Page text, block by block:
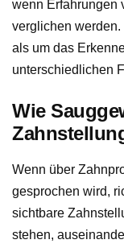
wenn Erfahrungen
verglichen
als um das
unterschiedlichen
Wie
Wenn über
gesprochen wird,
sichtbare
stehen,